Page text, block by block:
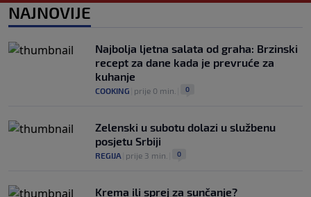
NAJNOVIJE
Najbolja ljetna salata od graha: Brzinski
recept za dane kada je prevruće za
kuhanje
COOKING prije 0 min. 0
Zelenski u subotu dolazi u službenu
posjetu Srbiji
REGIJA prije 3 min. 0
Krema ili sprej za sunčanje?